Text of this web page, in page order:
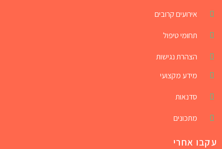
אירועים קרובים
תחומי טיפול
הצהרת נגישות
מידע מקצועי
סדנאות
מתכונים
עקבו אחרי